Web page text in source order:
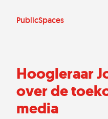
PublicSpaces
Hoogleraar
over de
media